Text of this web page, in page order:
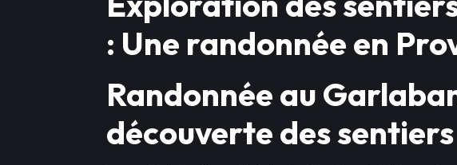
: Une randonnée en
Randonnée au
découverte des